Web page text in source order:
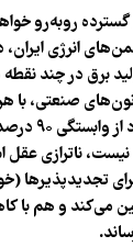
گسترده روبه‌رو
انرژی
برق در چند
صنعتی، با
شهرها را تاریک
ناترازی عقل
بازطراحی سبد انرژی با سهم ۳۰ تا ۴۰
می‌کند و هم با